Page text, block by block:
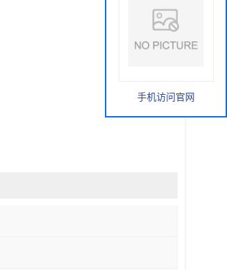
手机访问官网